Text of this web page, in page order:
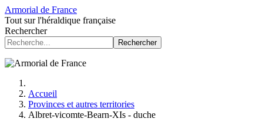
Armorial de France
Tout sur l'héraldique française
Rechercher
Rechercher
Accueil
Provinces et autres territories
Albret-vicomte-Bearn-XIs - duche